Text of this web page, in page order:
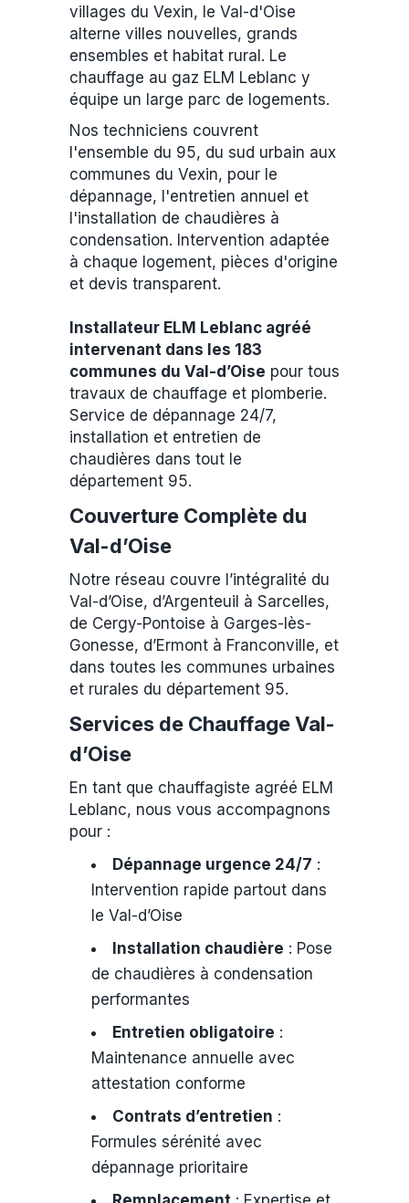
villages du Vexin, le Val-d'Oise
alterne villes nouvelles, grands
ensembles et habitat rural. Le
chauffage au gaz ELM Leblanc y
équipe un large parc de logements.
Nos techniciens couvrent
l'ensemble du 95, du sud urbain aux
communes du Vexin, pour le
dépannage, l'entretien annuel et
l'installation de chaudières à
condensation. Intervention adaptée
à chaque logement, pièces d'origine
et devis transparent.
Installateur ELM Leblanc agréé
intervenant dans les 183
communes du Val-d’Oise pour tous
travaux de chauffage et plomberie.
Service de dépannage 24/7,
installation et entretien de
chaudières dans tout le
département 95.
Couverture Complète du
Val-d’Oise
Notre réseau couvre l’intégralité du
Val-d’Oise, d’Argenteuil à Sarcelles,
de Cergy-Pontoise à Garges-lès-
Gonesse, d’Ermont à Franconville, et
dans toutes les communes urbaines
et rurales du département 95.
Services de Chauffage Val-
d’Oise
En tant que chauffagiste agréé ELM
Leblanc, nous vous accompagnons
pour :
Dépannage urgence 24/7 :
Intervention rapide partout dans
le Val-d’Oise
Installation chaudière : Pose
de chaudières à condensation
performantes
Entretien obligatoire :
Maintenance annuelle avec
attestation conforme
Contrats d’entretien :
Formules sérénité avec
dépannage prioritaire